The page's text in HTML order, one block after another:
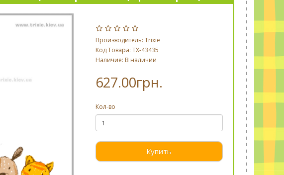
Производитель: Trixie
Код Товара: TX-43435
Наличие: В наличии
627.00грн.
Кол-во
Купить